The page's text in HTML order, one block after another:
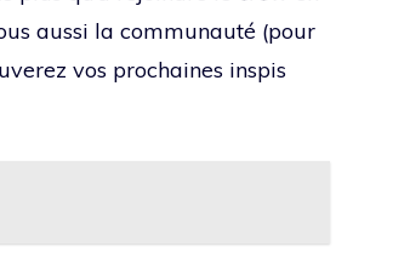
aussi la communauté (pour
vos prochaines inspis